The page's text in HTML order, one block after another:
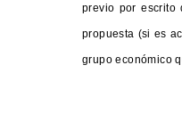
previo por escrito
propuesta (si es
grupo económico